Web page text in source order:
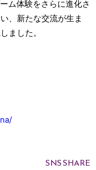
ム体験をさらに進化さ
、新たな交流が生ま
ました。
SNS SHARE